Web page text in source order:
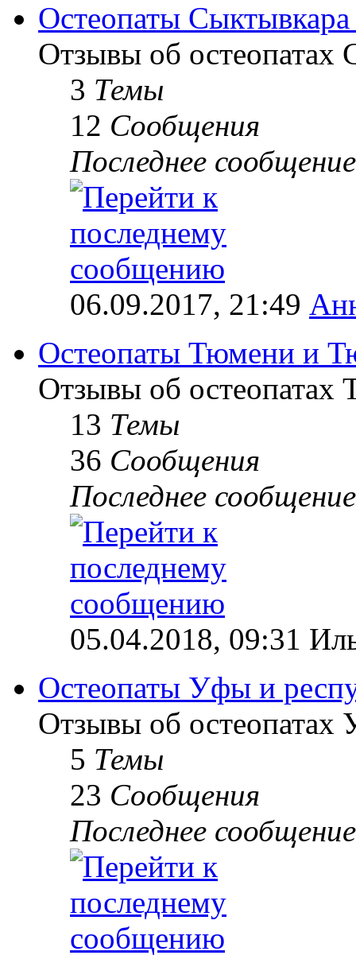
Остеопаты
Отзывы об остеопатах
3 Темы
12 Сообщения
Последнее сообщение
06.09.2017, 21:49
Остеопаты Тюмени и
Отзывы об
13 Темы
36 Сообщения
Последнее сообщение
05.04.2018, 09:31
Остеопаты Уфы и
Отзывы об остеопатах
5 Темы
23 Сообщения
Последнее сообщение